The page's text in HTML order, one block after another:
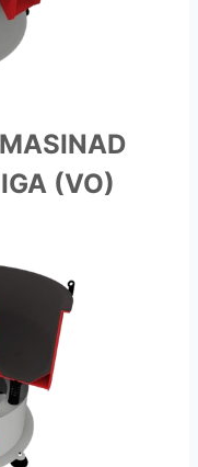
(VO)